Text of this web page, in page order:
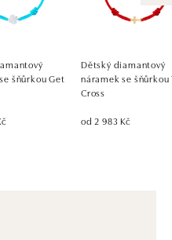
šňůrkou Get
Dětský diamantový
náramek se šňůrkou
Cross
od 2 983 Kč